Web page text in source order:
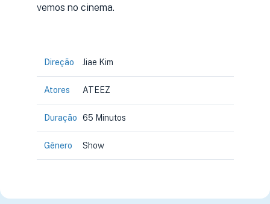
vemos no cinema.
Direção Jiae Kim
Atores ATEEZ
Duração 65 Minutos
Gênero Show